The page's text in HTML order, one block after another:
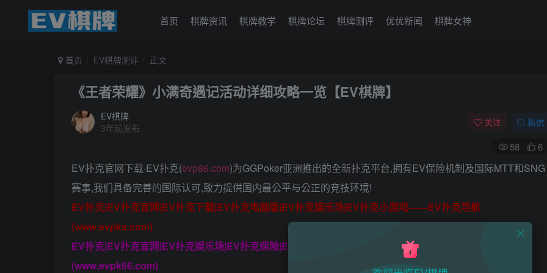
首页 棋牌资讯 棋牌教学 棋牌论坛 棋牌测评 优优新闻 棋牌女神
首页 EV棋牌测评 正文
《王者荣耀》小满奇遇记活动详细攻略一览【EV棋牌】
EV棋牌
3年前发布
关注 私信
58 6
EV扑克官网下载·EV扑克(evp86.com)为GGPoker亚洲推出的全新扑克平台,拥有EV保险机制及国际MTT和SNG
赛事,我们具备完善的国际认可,致力提供国内最公平与公正的竞技环境!
EV扑克|EV扑克官网|EV扑克下载|EV扑克电脑版|EV扑克娱乐场|EV扑克小游戏——EV扑克导航
(www.evpks.com)
EV扑克|EV扑克官网|EV扑克娱乐场|EV扑克保险|EV扑克娱乐场|EV扑克游戏网址发布页——EV扑克下载
(www.evpk66.com)